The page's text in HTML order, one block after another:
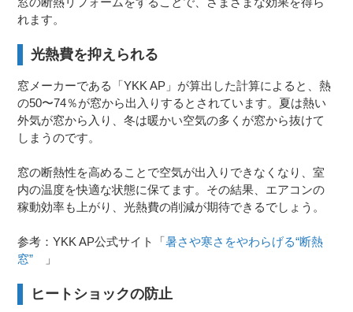
れます。
光熱費を抑えられる
窓メーカーである「YKK AP」が算出した計算によると、熱
の50〜74％が窓から出入りするとされています。夏は熱い
外気が窓から入り、冬は暖かい空気の多くが窓から抜けて
しまうのです。
窓の断熱性を高めることで空気が出入りできなくなり、室
内の温度を快適な状態に保てます。その結果、エアコンの
稼動効率も上がり、光熱費の削減が期待できるでしょう。
参考：YKK AP公式サイト「暑さや寒さをやわらげる“断熱
窓”
」
ヒートショックの防止